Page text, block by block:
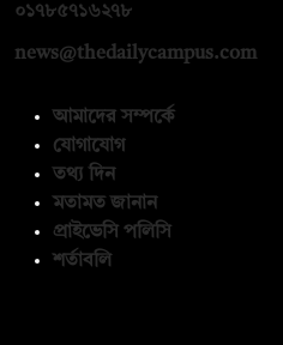
০১৭৮৫৭১৬২৭৮
news@thedailycampus.com
আমাদের সম্পর্কে
যোগাযোগ
তথ্য দিন
মতামত জানান
প্রাইভেসি পলিসি
শর্তাবলি